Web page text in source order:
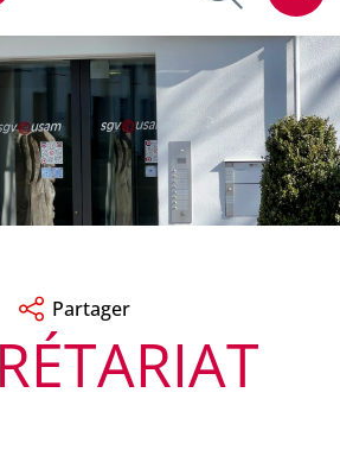
Partager